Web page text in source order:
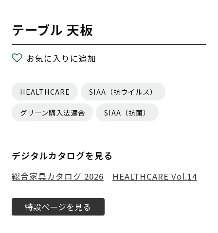
テーブル 天板
お気に入りに追加
HEALTHCARE SIAA（抗ウイルス）
グリーン購入法適合 SIAA（抗菌）
デジタルカタログを見る
総合家具カタログ 2026 HEALTHCARE Vol.14
特設ページを見る